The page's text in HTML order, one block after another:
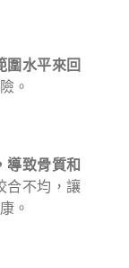
圍水平來回
。
導致骨質和
合不均，讓
。